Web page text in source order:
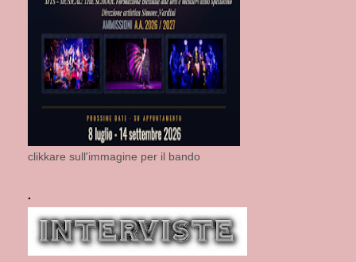
clikkare sull'immagine per il bando
.